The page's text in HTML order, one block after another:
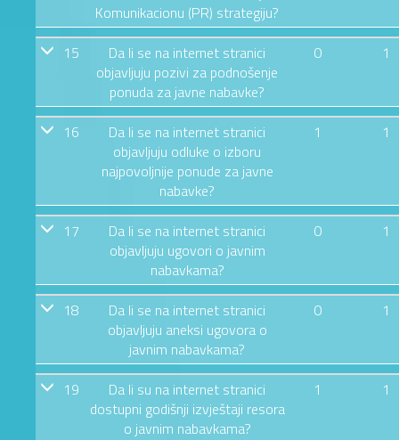
Komunikacionu (PR) strategiju?
15
Da li se na internet stranici
objavljuju pozivi za podnošenje
ponuda za javne nabavke?
0 1
16
Da li se na internet stranici
objavljuju odluke o izboru
najpovoljnije ponude za javne
nabavke?
1 1
17
Da li se na internet stranici
objavljuju ugovori o javnim
nabavkama?
0 1
18
Da li se na internet stranici
objavljuju aneksi ugovora o
javnim nabavkama?
0 1
19
Da li su na internet stranici
dostupni godišnji izvještaji resora
o javnim nabavkama?
1 1